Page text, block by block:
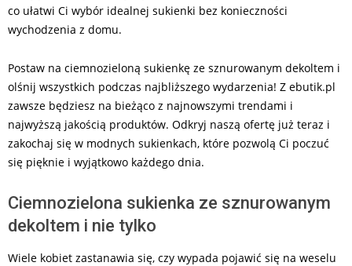
co ułatwi Ci wybór idealnej sukienki bez konieczności
wychodzenia z domu.
Postaw na ciemnozieloną sukienkę ze sznurowanym dekoltem i
olśnij wszystkich podczas najbliższego wydarzenia! Z ebutik.pl
zawsze będziesz na bieżąco z najnowszymi trendami i
najwyższą jakością produktów. Odkryj naszą ofertę już teraz i
zakochaj się w modnych sukienkach, które pozwolą Ci poczuć
się pięknie i wyjątkowo każdego dnia.
Ciemnozielona sukienka ze sznurowanym
dekoltem i nie tylko
Wiele kobiet zastanawia się, czy wypada pojawić się na weselu